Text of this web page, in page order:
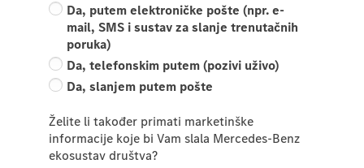
Da, putem elektroničke pošte (npr. e-
mail, SMS i sustav za slanje trenutačnih
poruka)
Da, telefonskim putem (pozivi uživo)
Da, slanjem putem pošte
Želite li također primati marketinške
informacije koje bi Vam slala Mercedes-Benz
ekosustav društva?